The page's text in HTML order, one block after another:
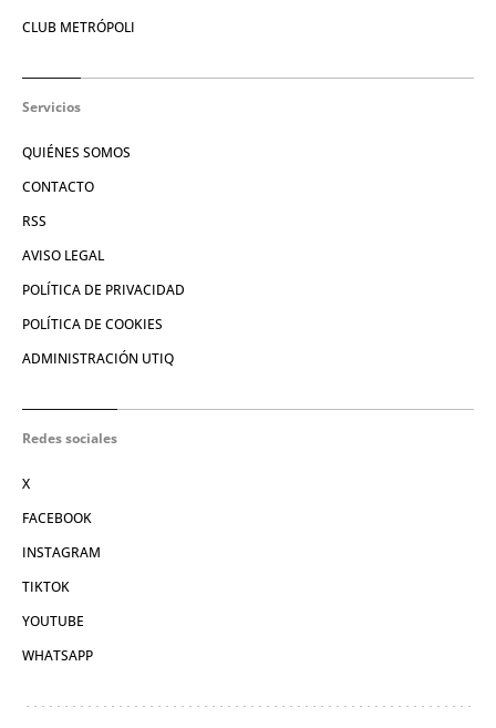
CLUB METRÓPOLI
Servicios
QUIÉNES SOMOS
CONTACTO
RSS
AVISO LEGAL
POLÍTICA DE PRIVACIDAD
POLÍTICA DE COOKIES
ADMINISTRACIÓN UTIQ
Redes sociales
X
FACEBOOK
INSTAGRAM
TIKTOK
YOUTUBE
WHATSAPP